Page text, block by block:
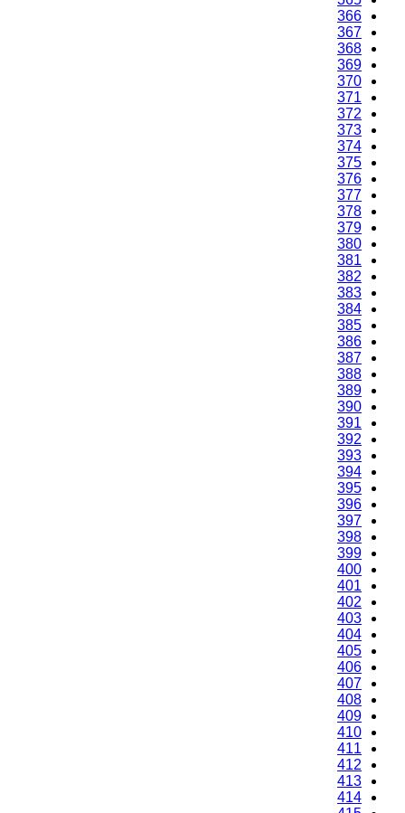
366
367
368
369
370
371
372
373
374
375
376
377
378
379
380
381
382
383
384
385
386
387
388
389
390
391
392
393
394
395
396
397
398
399
400
401
402
403
404
405
406
407
408
409
410
411
412
413
414